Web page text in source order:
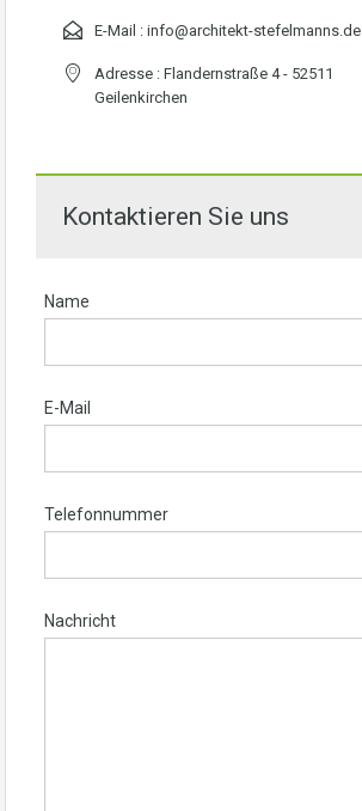
E-Mail : info@architekt-stefelmanns.de
Adresse : Flandernstraße 4 - 52511
Geilenkirchen
Kontaktieren Sie uns
Name
E-Mail
Telefonnummer
Nachricht